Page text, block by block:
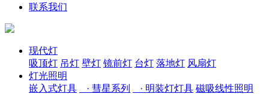
联系我们
现代灯
吸顶灯 吊灯 壁灯 镜前灯 台灯 落地灯 风扇灯
灯光照明
嵌入式灯具
· 彗星系列 · 明装灯灯具 磁吸线性照明